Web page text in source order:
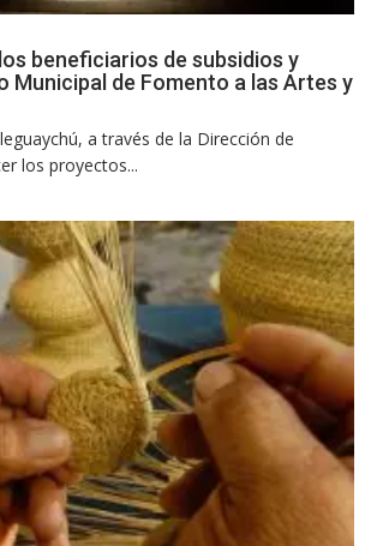
beneficiarios de subsidios y
Municipal de Fomento a las Artes y
a través de la Dirección de
los proyectos...